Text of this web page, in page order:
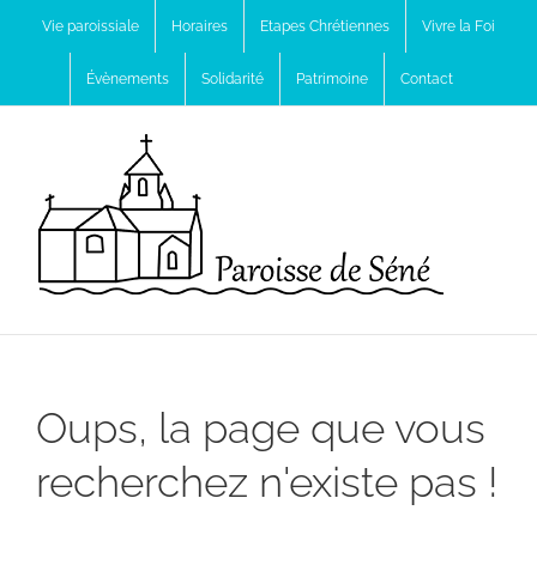
PasserVie paroissiale Horaires Etapes Chrétiennes Vivre la Foi
Évènements Solidarité Patrimoine Contact
Oups, la page que vous
recherchez n'existe pas !